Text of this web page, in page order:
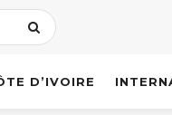
D’IVOIRE